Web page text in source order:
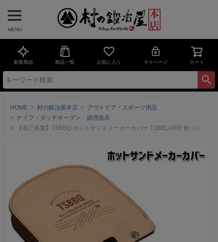
MENU
新着商品 商品一覧 お気に入り マイページ カート
HOME 村の鍛冶屋本店
アウトドア・スポーツ用品
ナイフ・ダッチオーブン・調理器具
【燕三条製】TSBBQ ホットサンドメーカーカバー TSBBQ-008 食パンモチーフの専用レザーケース ヌメ革使用で使うたびにいい色合いに